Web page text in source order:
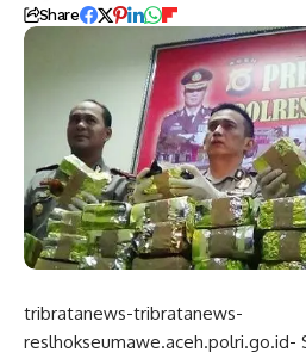
Share
tribratanews-tribratanews-
reslhokseumawe.aceh.polri.go.id-